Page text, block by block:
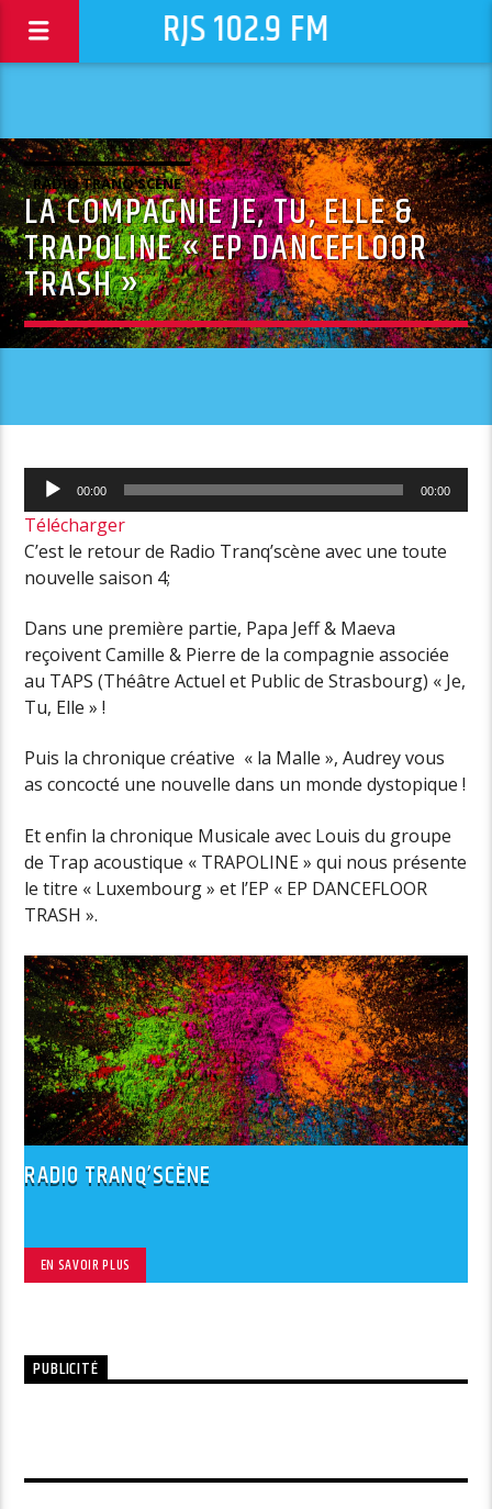
RJS 102.9 FM
RADIO TRANQ'SCÈNE
LA COMPAGNIE JE, TU, ELLE &
TRAPOLINE « EP DANCEFLOOR
TRASH »
Lecteur
audio
00:00 00:00
Télécharger
C’est le retour de Radio Tranq’scène avec une toute
nouvelle saison 4;
Dans une première partie, Papa Jeff & Maeva
reçoivent Camille & Pierre de la compagnie associée
au TAPS (Théâtre Actuel et Public de Strasbourg) « Je,
Tu, Elle » !
Puis la chronique créative « la Malle », Audrey vous
as concocté une nouvelle dans un monde dystopique !
Et enfin la chronique Musicale avec Louis du groupe
de Trap acoustique « TRAPOLINE » qui nous présente
le titre « Luxembourg » et l’EP « EP DANCEFLOOR
TRASH ».
RADIO TRANQ’SCÈNE
EN SAVOIR PLUS
PUBLICITÉ